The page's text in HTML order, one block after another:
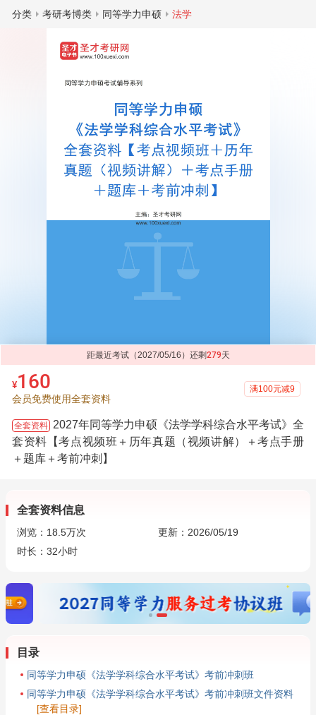
分类 考研考博类 同等学力申硕 法学
距最近考试（2027/05/16）还剩279天
¥160
会员免费使用全套资料
满100元减9
全套资料 2027年同等学力申硕《法学学科综合水平考试》全
套资料【考点视频班＋历年真题（视频讲解）＋考点手册
＋题库＋考前冲刺】
全套资料信息
浏览： 18.5万次
更新：2026/05/19
时长：32小时
目录
同等学力申硕《法学学科综合水平考试》考前冲刺班
同等学力申硕《法学学科综合水平考试》考前冲刺班文件资料
[查看目录]